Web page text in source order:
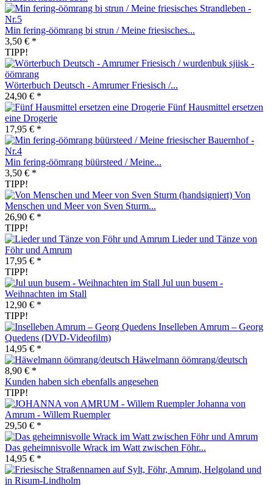
Min fering-öömrang bi strun / Meine friesisches...
3,50 € *
TIPP!
Wörterbuch Deutsch - Amrumer Friesisch /...
24,90 € *
Fünf Hausmittel ersetzen
eine Drogerie
17,95 € *
Min fering-öömrang büürsteed / Meine...
3,50 € *
TIPP!
Von
Menschen und Meer von Sven Sturm...
26,90 € *
TIPP!
Lieder und Tänze von
Föhr und Amrum
17,95 € *
TIPP!
Jul uun busem -
Weihnachten im Stall
12,90 € *
TIPP!
Inselleben Amrum – Georg
Quedens (DVD-Videofilm)
14,95 € *
Häwelmann öömrang/deutsch
8,90 € *
Kunden haben sich ebenfalls angesehen
TIPP!
Johanna von
Amrum - Willem Ruempler
29,50 € *
Das geheimnisvolle Wrack im Watt zwischen Föhr...
14,95 € *